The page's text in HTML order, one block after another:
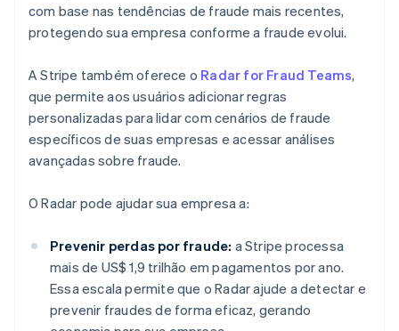
com base nas tendências de fraude mais recentes,
protegendo sua empresa conforme a fraude evolui.
A Stripe também oferece o Radar for Fraud Teams,
que permite aos usuários adicionar regras
personalizadas para lidar com cenários de fraude
específicos de suas empresas e acessar análises
avançadas sobre fraude.
O Radar pode ajudar sua empresa a:
Prevenir perdas por fraude: a Stripe processa
mais de US$ 1,9 trilhão em pagamentos por ano.
Essa escala permite que o Radar ajude a detectar e
prevenir fraudes de forma eficaz, gerando